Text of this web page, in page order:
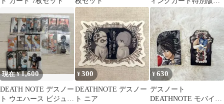
6枚セット
現在 ¥1,600
DEATH NOTE デスノー
ト ウエハース ビジュア
¥300
DEATHNOTE デスノー
ト ニア
¥630
デスノート
DEATHNOTE モバイル